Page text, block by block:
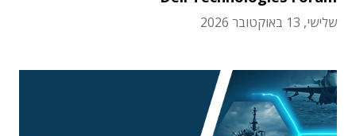
שלישי, 13 באוקטובר 2026